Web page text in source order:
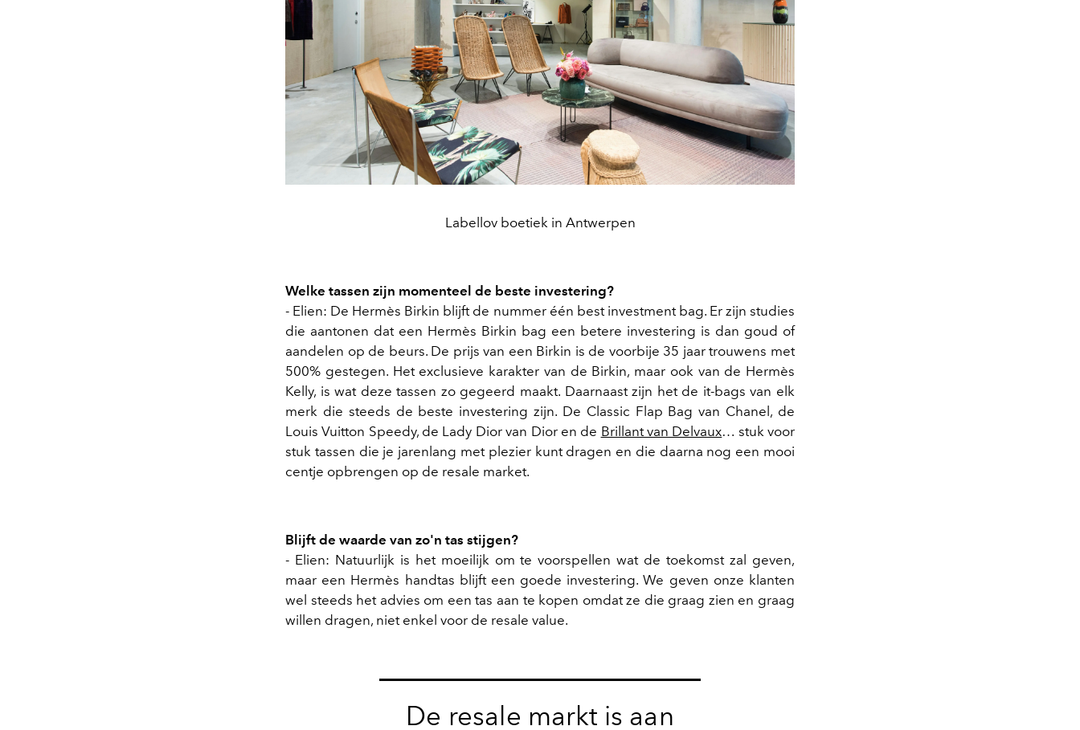
Labellov boetiek in Antwerpen
Welke tassen zijn momenteel de beste investering?
- Elien: De Hermès Birkin blijft de nummer één best investment bag. Er zijn studies
die aantonen dat een Hermès Birkin bag een betere investering is dan goud of
aandelen op de beurs. De prijs van een Birkin is de voorbije 35 jaar trouwens met
500% gestegen. Het exclusieve karakter van de Birkin, maar ook van de Hermès
Kelly, is wat deze tassen zo gegeerd maakt. Daarnaast zijn het de it-bags van elk
merk die steeds de beste investering zijn. De Classic Flap Bag van Chanel, de
Louis Vuitton Speedy, de Lady Dior van Dior en de Brillant van Delvaux… stuk voor
stuk tassen die je jarenlang met plezier kunt dragen en die daarna nog een mooi
centje opbrengen op de resale market.
Blijft de waarde van zo'n tas stijgen?
- Elien: Natuurlijk is het moeilijk om te voorspellen wat de toekomst zal geven,
maar een Hermès handtas blijft een goede investering. We geven onze klanten
wel steeds het advies om een tas aan te kopen omdat ze die graag zien en graag
willen dragen, niet enkel voor de resale value.
De resale markt is aan